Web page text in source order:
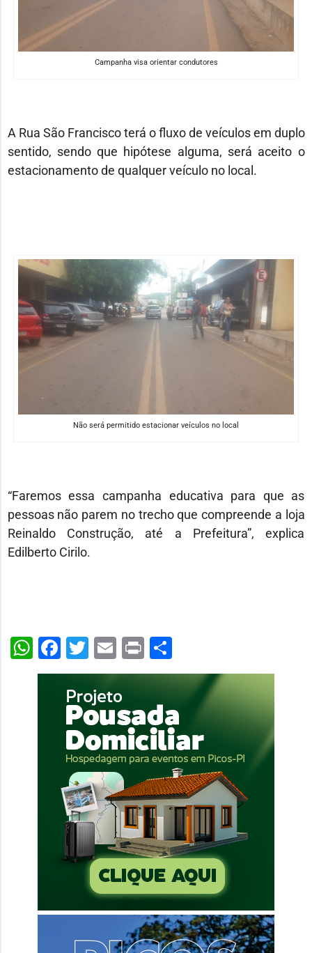
Campanha visa orientar condutores
A Rua São Francisco terá o fluxo de veículos em duplo
sentido, sendo que hipótese alguma, será aceito o
estacionamento de qualquer veículo no local.
Não será permitido estacionar veículos no local
“Faremos essa campanha educativa para que as
pessoas não parem no trecho que compreende a loja
Reinaldo Construção, até a Prefeitura”, explica
Edilberto Cirilo.
WhatsApp
Facebook
Twitter
Email
PrintShare